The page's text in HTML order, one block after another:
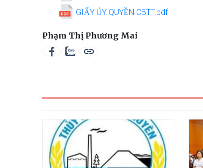
GIẤY ỦY QUYỀN CBTT.pdf
Phạm Thị Phương Mai